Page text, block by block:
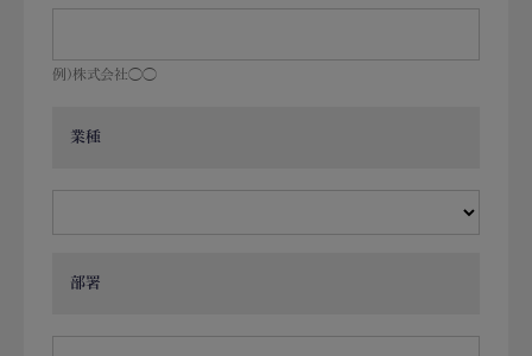
例)株式会社◯◯
業種
部署